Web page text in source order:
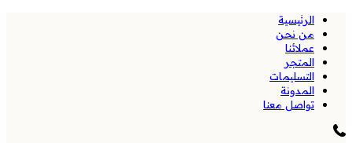
الرئيسية
من نحن
عملائنا
المتجر
التسليمات
المدونة
تواصل معنا